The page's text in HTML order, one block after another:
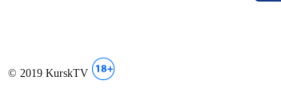
© 2019 KurskTV